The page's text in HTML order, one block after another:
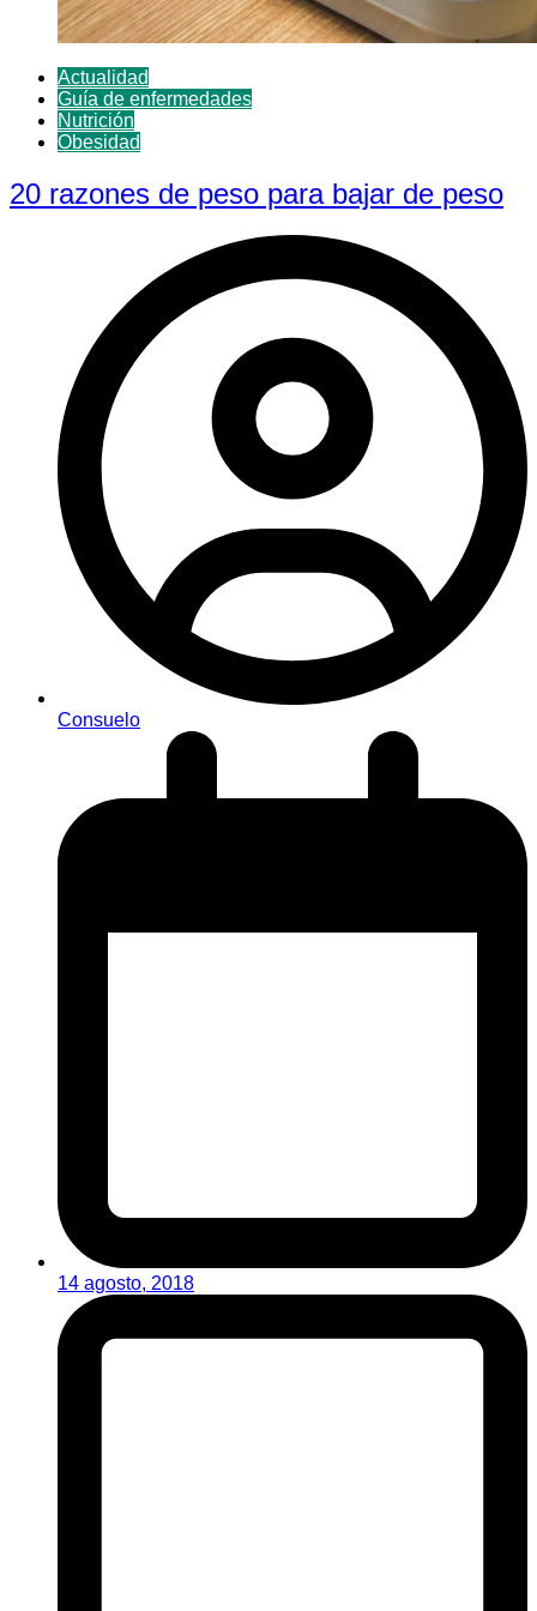
Actualidad
Guía de enfermedades
Nutrición
Obesidad
20 razones de peso para bajar de peso
Consuelo
14 agosto, 2018